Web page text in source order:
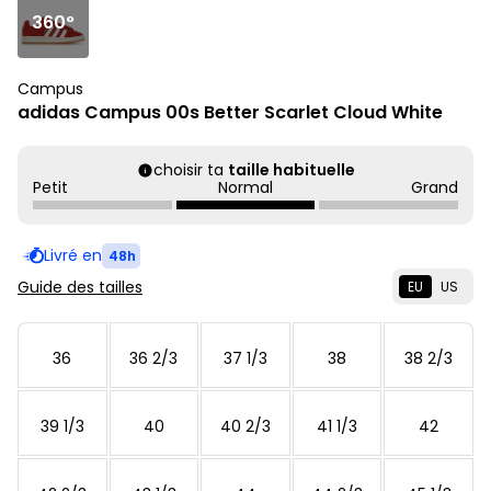
360°
Campus
adidas Campus 00s Better Scarlet Cloud White
choisir ta taille habituelle
Petit
Normal Grand
Livré en 48h
Guide des tailles EU US
36 36 2/3 37 1/3 38 38 2/3
39 1/3 40 40 2/3 41 1/3 42